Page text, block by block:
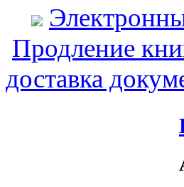
Продление
доставка